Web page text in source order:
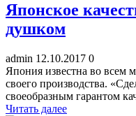
Японское
душком
admin 12.10.2017 0
Япония известна во всем
своего производства.
своеобразным гарантом
Читать далее